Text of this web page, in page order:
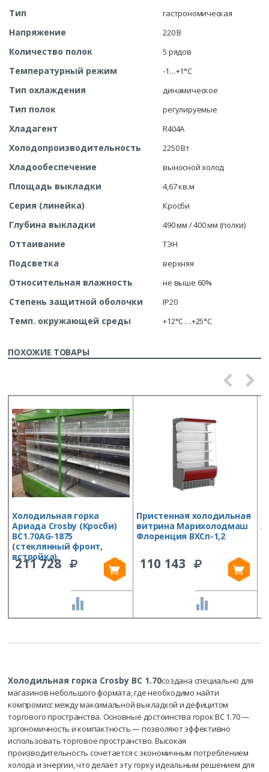
Тип гастрономическая
Напряжение 220 В
Количество полок 5 рядов
Температурный режим -1…+1°C
Тип охлаждения динамическое
Тип полок регулируемые
Хладагент R404A
Холодопроизводительность 2250 Вт
Хладообеспечение выносной холод
Площадь выкладки 4,67 кв.м
Серия (линейка) Кросби
Глубина выкладки 490 мм / 400 мм (полки)
Оттаивание ТЭН
Подсветка верхняя
Относительная влажность не выше 60%
Степень защитной оболочки IP20
Темп. окружающей среды +12°С …+25°С
ПОХОЖИЕ ТОВАРЫ
Холодильная горка
Ариада Crosby (Кросби)
ВС1.70AG-1875
(стеклянный фронт,
встройка)
211 728
Пристенная холодильная
витрина Марихолодмаш
Флоренция ВХСп-1,2
110 143
Холодильная горка Crosby ВС 1.70создана специально для
магазинов небольшого формата, где необходимо найти
компромисс между максимальной выкладкой и дефицитом
торгового пространства. Основные достоинства горок ВС 1.70 —
эргономичность и компактность — позволяют эффективно
использовать торговое пространство. Высокая
производительность сочетается с экономичным потреблением
холода и энергии, что делает эту горку идеальным решением для